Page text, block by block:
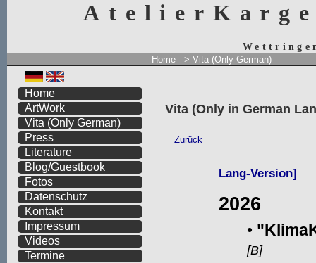
Home > Vita (Only German)
Vita (Only in German
Home
ArtWork
Vita (Only German)
Press
Literature
Blog/Guestbook
Fotos
Datenschutz
Kontakt
Impressum
Videos
Termine